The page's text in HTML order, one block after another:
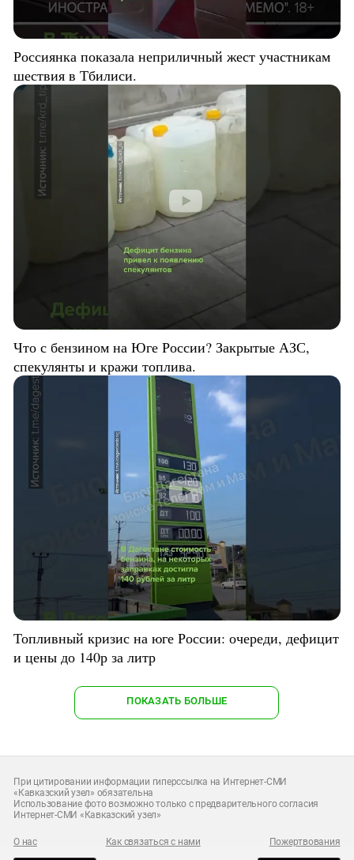
Россиянка показала неприличный жест участникам
шествия в Тбилиси.
Что с бензином на Юге России? Закрытые АЗС,
спекулянты и кражи топлива.
Топливный кризис на юге России: очереди, дефицит
и цены до 140р за литр
ПОКАЗАТЬ БОЛЬШЕ
При цитировании информации гиперссылка на Интернет-СМИ
«Кавказский узел» обязательна
Использование фото возможно только с предварительного согласия
Интернет-СМИ «Кавказский узел»
О нас Как связаться с нами Пожертвования